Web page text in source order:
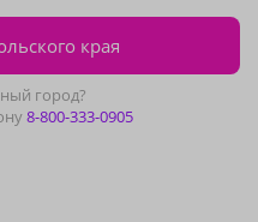
края
город?
8-800-333-0905